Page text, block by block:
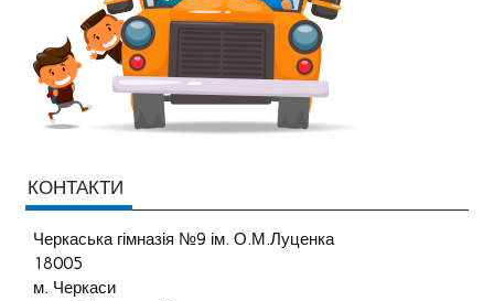
КОНТАКТИ
Черкаська гімназія №9 ім. О.М.Луценка
18005
м. Черкаси